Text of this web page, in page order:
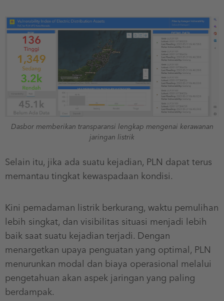
Dasbor memberikan transparansi lengkap mengenai kerawanan
jaringan listrik
Selain itu, jika ada suatu kejadian, PLN dapat terus
memantau tingkat kewaspadaan kondisi.
Kini pemadaman listrik berkurang, waktu pemulihan
lebih singkat, dan visibilitas situasi menjadi lebih
baik saat suatu kejadian terjadi. Dengan
menargetkan upaya penguatan yang optimal, PLN
menurunkan modal dan biaya operasional melalui
pengetahuan akan aspek jaringan yang paling
berdampak.